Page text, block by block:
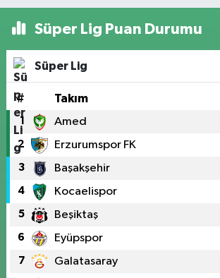
Süper Lig Puan Durumu
Süper Lig
# Takım
1 Amed
2 Erzurumspor FK
3 Başakşehir
4 Kocaelispor
5 Beşiktaş
6 Eyüpspor
7 Galatasaray